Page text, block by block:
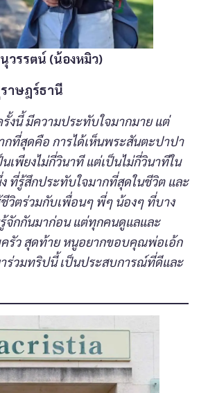
วรรตน์ (น้องหมิว)
าษฎร์ธานี
รั้งนี้ มีความประทับใจมากมาย แต่
กที่สุดคือ การได้เห็นพระสันตะปาปา
เพียงไม่กี่วินาที แต่เป็นไม่กี่วินาทีใน
ที่รู้สึกประทับใจมากที่สุดในชีวิต และ
วิตร่วมกับเพื่อนๆ พี่ๆ น้องๆ ที่บาง
รู้จักกันมาก่อน แต่ทุกคนดูแลและ
รัว สุดท้าย หนูอยากขอบคุณพ่อเอ้ก
ร่วมทริปนี้ เป็นประสบการณ์ที่ดีและ